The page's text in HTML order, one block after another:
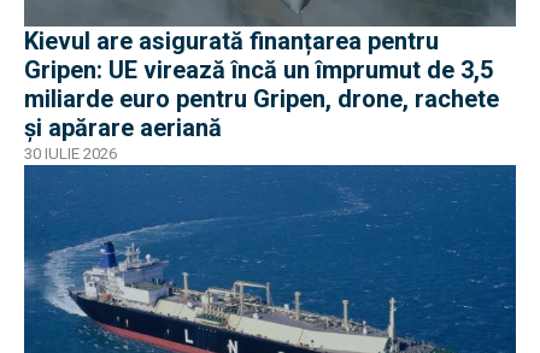
Kievul are asigurată finanțarea pentru
Gripen: UE virează încă un împrumut de 3,5
miliarde euro pentru Gripen, drone, rachete
și apărare aeriană
30 IULIE 2026